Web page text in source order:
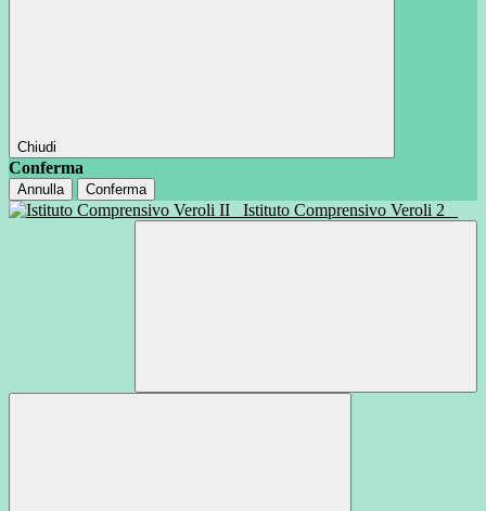
Chiudi
Conferma
Annulla Conferma
Istituto Comprensivo Veroli 2